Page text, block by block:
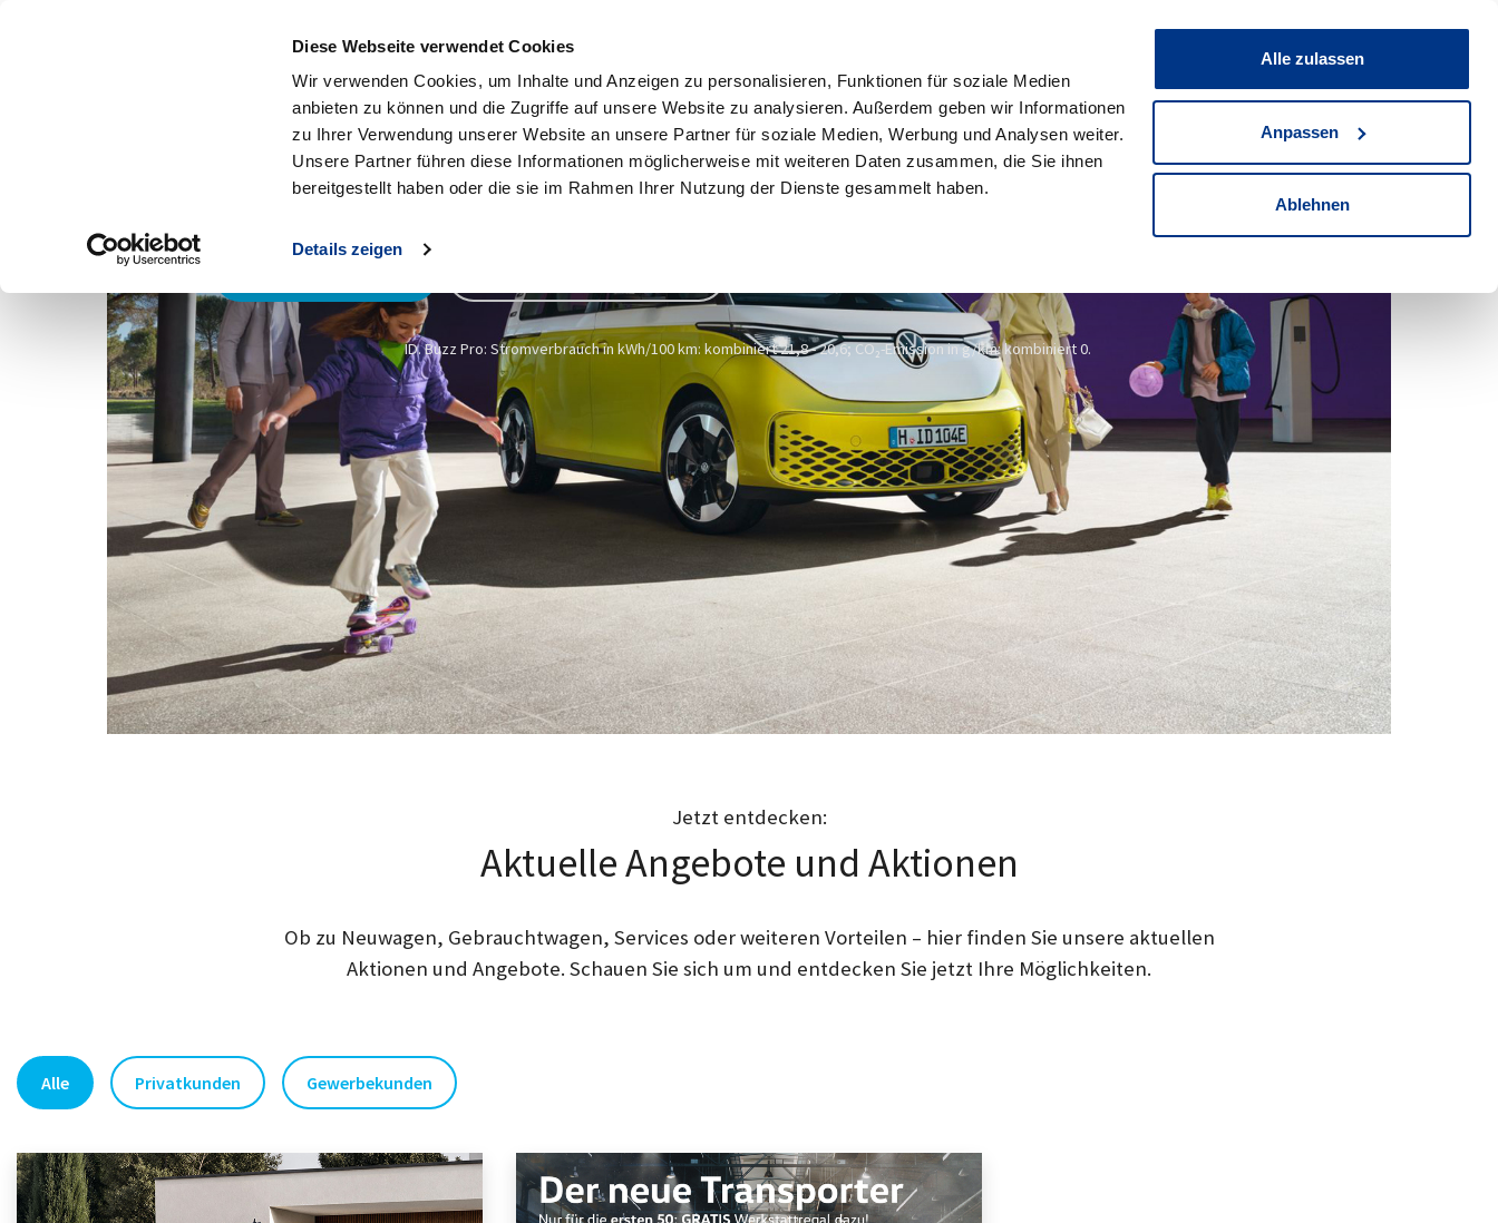
Diese Webseite verwendet Cookies
Wir verwenden Cookies, um Inhalte und Anzeigen zu personalisieren, Funktionen für soziale Medien
anbieten zu können und die Zugriffe auf unsere Website zu analysieren. Außerdem geben wir Informationen
zu Ihrer Verwendung unserer Website an unsere Partner für soziale Medien, Werbung und Analysen weiter.
Unsere Partner führen diese Informationen möglicherweise mit weiteren Daten zusammen, die Sie ihnen
bereitgestellt haben oder die sie im Rahmen Ihrer Nutzung der Dienste gesammelt haben.
Details zeigen
Alle zulassen
Anpassen
Ablehnen
Angebote Fahrzeugum- und aufbauten Service & Werkstatt
Standorte
2940Fahrzeuge Suche
Ihr Volkswagen Nutzfahrzeuge Partner
ID. Buzz Pro: Stromverbrauch in kWh/100 km: kombiniert 21,8 - 20,6; CO₂-Emission in g/km: kombiniert 0.
Aktuelle Angebote und Aktionen
Jetzt entdecken:
Ob zu Neuwagen, Gebrauchtwagen, Services oder weiteren Vorteilen – hier finden Sie unsere aktuellen
Aktionen und Angebote. Schauen Sie sich um und entdecken Sie jetzt Ihre Möglichkeiten.
Alle Privatkunden Gewerbekunden